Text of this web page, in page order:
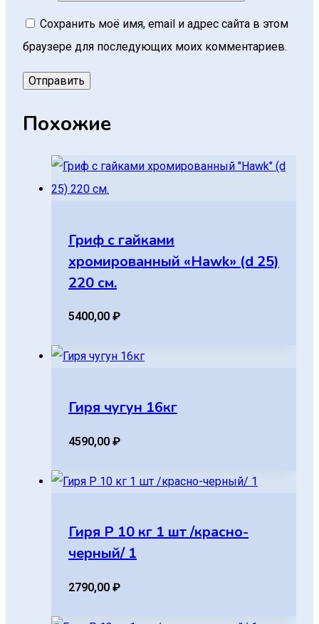
Сохранить моё имя, email и адрес сайта в этом
браузере для последующих моих комментариев.
Похожие
Гриф с гайками
хромированный «Hawk» (d 25)
220 см.
5400,00 ₽
Гиря чугун 16кг
4590,00 ₽
Гиря Р 10 кг 1 шт /красно-
черный/ 1
2790,00 ₽